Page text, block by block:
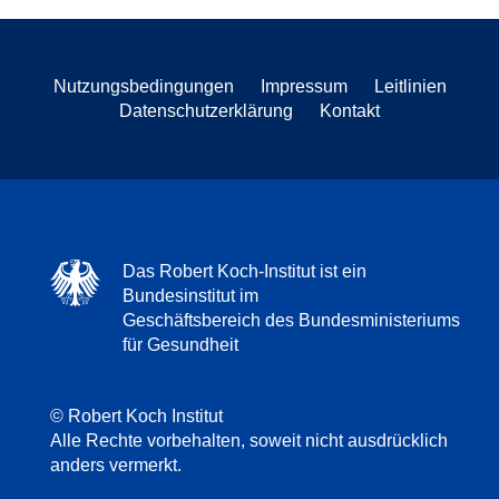
Nutzungsbedingungen Impressum
Leitlinien
Datenschutzerklärung
Kontakt
Das Robert Koch-Institut ist ein
Bundesinstitut im
Geschäftsbereich des Bundesministeriums
für Gesundheit
© Robert Koch Institut
Alle Rechte vorbehalten, soweit nicht ausdrücklich
anders vermerkt.